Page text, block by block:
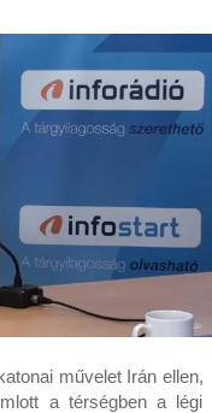
művelet Irán ellen,
a térségben a légi